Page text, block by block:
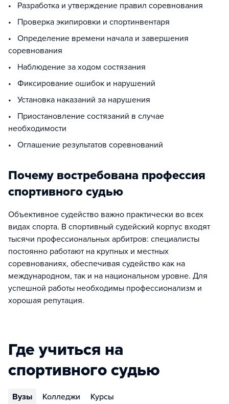
• Разработка и утверждение правил соревнования
• Проверка экипировки и спортинвентаря
• Определение времени начала и завершения
соревнования
• Наблюдение за ходом состязания
• Фиксирование ошибок и нарушений
• Установка наказаний за нарушения
• Приостановление состязаний в случае
необходимости
• Оглашение результатов соревнований
Почему востребована профессия
спортивного судью
Объективное судейство важно практически во всех
видах спорта. В спортивный судейский корпус входят
тысячи профессиональных арбитров: специалисты
постоянно работают на крупных и местных
соревнованиях, обеспечивая судейство как на
международном, так и на национальном уровне. Для
успешной работы необходимы профессионализм и
хорошая репутация.
Где учиться на
спортивного судью
Вузы Колледжи Курсы